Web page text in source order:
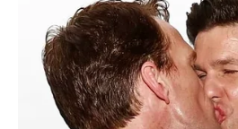
FAÇA O SEU COMENTÁRIO AQUI!
FALE CONOSCO